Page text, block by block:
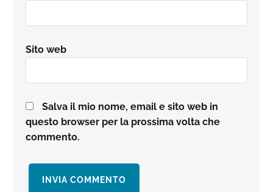
Sito web
Salva il mio nome, email e sito web in
questo browser per la prossima volta che
commento.